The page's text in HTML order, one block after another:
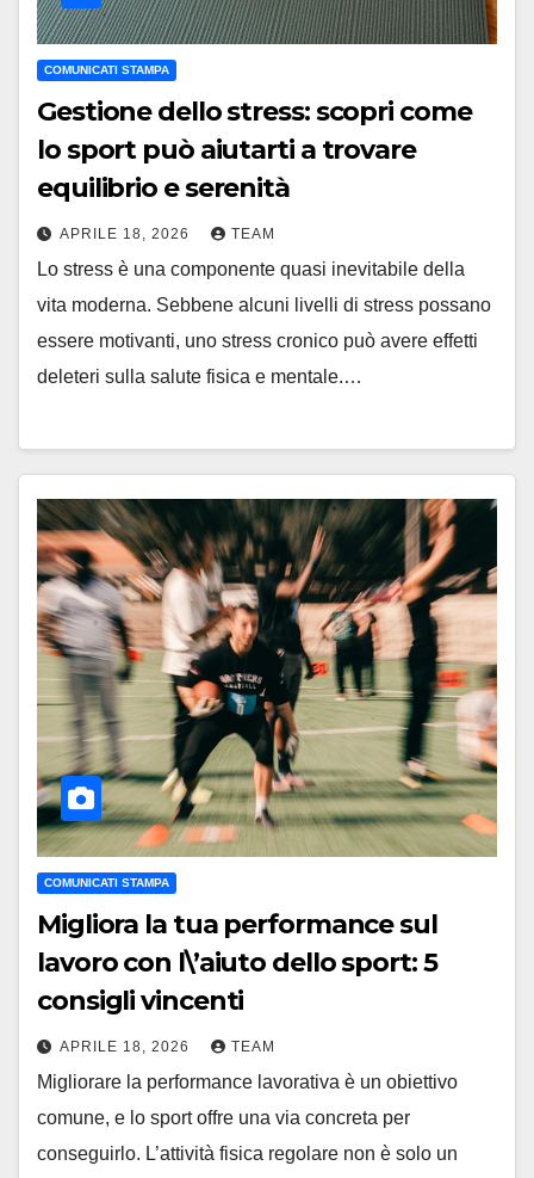
COMUNICATI STAMPA
Gestione dello stress: scopri come
lo sport può aiutarti a trovare
equilibrio e serenità
APRILE 18, 2026 TEAM
Lo stress è una componente quasi inevitabile della
vita moderna. Sebbene alcuni livelli di stress possano
essere motivanti, uno stress cronico può avere effetti
deleteri sulla salute fisica e mentale.…
COMUNICATI STAMPA
Migliora la tua performance sul
lavoro con l\’aiuto dello sport: 5
consigli vincenti
APRILE 18, 2026 TEAM
Migliorare la performance lavorativa è un obiettivo
comune, e lo sport offre una via concreta per
conseguirlo. L’attività fisica regolare non è solo un